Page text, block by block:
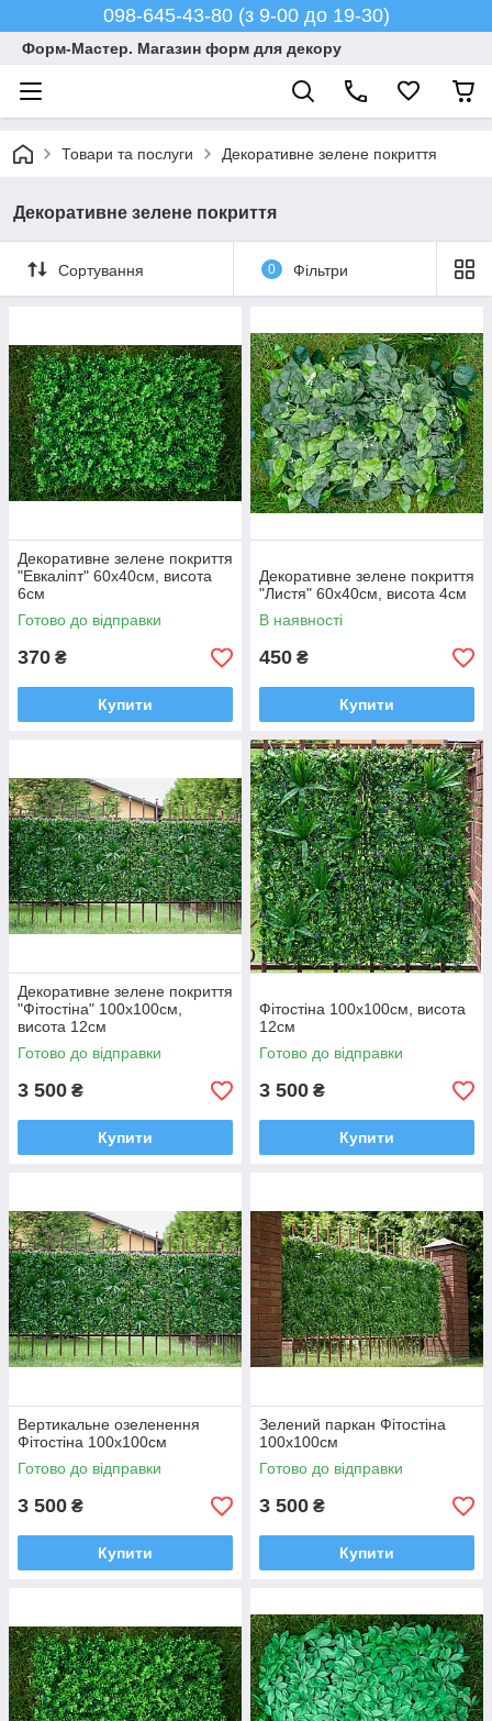
098-645-43-80 (з 9-00 до 19-30)
Форм-Мастер. Магазин форм для декору
Товари та послуги Декоративне зелене покриття
Декоративне зелене покриття
Сортування 0 Фільтри
Декоративне зелене покриття
"Евкаліпт" 60x40см, висота
6см
Готово до відправки
370 ₴
Купити
Декоративне зелене покриття
"Листя" 60x40см, висота 4см
В наявності
450 ₴
Купити
Декоративне зелене покриття
"Фітостіна" 100x100см,
висота 12см
Готово до відправки
3 500 ₴
Купити
Фітостіна 100x100см, висота
12см
Готово до відправки
3 500 ₴
Купити
Вертикальне озеленення
Фітостіна 100x100см
Готово до відправки
3 500 ₴
Купити
Зелений паркан Фітостіна
100x100см
Готово до відправки
3 500 ₴
Купити